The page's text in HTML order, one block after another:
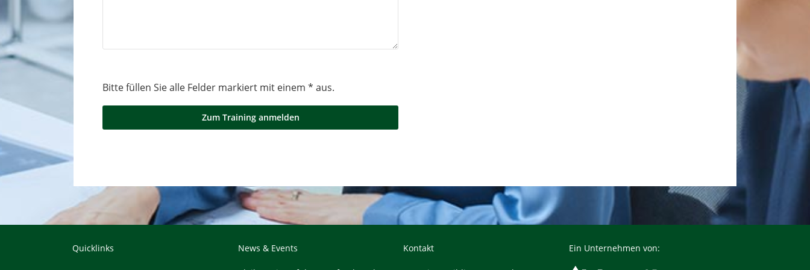
Bitte füllen Sie alle Felder markiert mit einem * aus.
Quicklinks News & Events Kontakt Ein Unternehmen von: